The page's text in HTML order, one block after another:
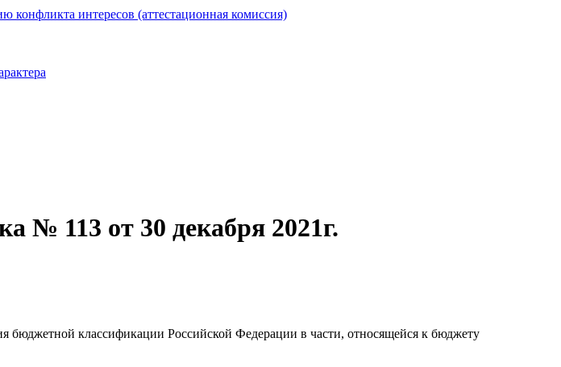
интересов (аттестационная комиссия)
№ 113 от 30 декабря 2021г.
бюджетной классификации Российской Федерации в части, относящейся к бюджету